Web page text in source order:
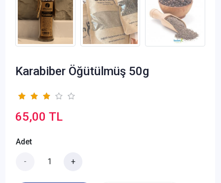
Karabiber Öğütülmüş 50g
65,00 TL
Adet
- +